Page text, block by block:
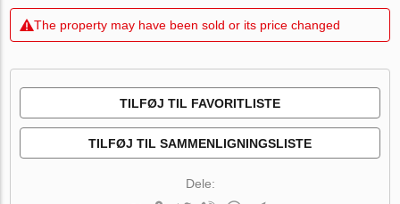
The property may have been sold or its price changed
TILFØJ TIL FAVORITLISTE
TILFØJ TIL SAMMENLIGNINGSLISTE
Dele: